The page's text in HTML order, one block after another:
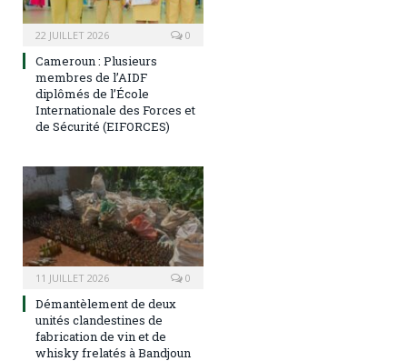
22 JUILLET 2026 0
Cameroun : Plusieurs
membres de l’AIDF
diplômés de l’École
Internationale des Forces et
de Sécurité (EIFORCES)
11 JUILLET 2026 0
Démantèlement de deux
unités clandestines de
fabrication de vin et de
whisky frelatés à Bandjoun